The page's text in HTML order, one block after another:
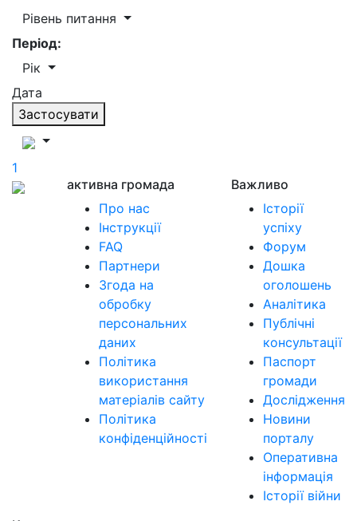
Рівень питання
Період:
Рік
Дата
Застосувати
1
активна громада
Про нас
Інструкції
FAQ
Партнери
Згода на
обробку
персональних
даних
Політика
використання
матеріалів сайту
Політика
конфіденційності
Важливо
Історії
успіху
Форум
Дошка
оголошень
Аналітика
Публічні
консультації
Паспорт
громади
Дослідження
Новини
порталу
Оперативна
інформація
Історії війни